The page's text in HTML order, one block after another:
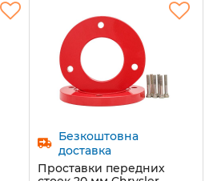
Безкоштовна
доставка
Проставки передних